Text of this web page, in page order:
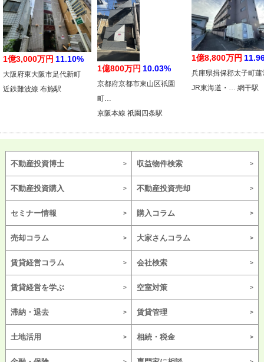
1億3,000万円 11.10%
大阪府東大阪市足代新町
近鉄難波線 布施駅
1億800万円 10.03%
京都府京都市東山区祇園
町…
京阪本線 祇園四条駅
1億8,800万円
兵庫県揖保郡太子町蓮
JR東海道・… 網干駅
不動産投資博士 収益物件検索
不動産投資購入 不動産投資売却
セミナー情報 購入コラム
売却コラム 大家さんコラム
賃貸経営コラム 会社検索
賃貸経営を学ぶ 空室対策
滞納・退去 賃貸管理
土地活用 相続・税金